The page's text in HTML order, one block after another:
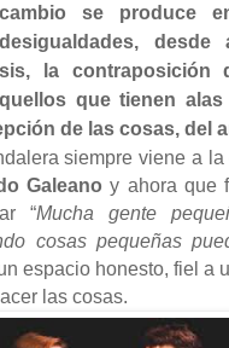
se produce
desde
la
que tienen alas
de las cosas, del
siempre viene a
Galeano y ahora que
“Mucha gente
cosas pequeñas
espacio honesto, fiel a
las cosas.